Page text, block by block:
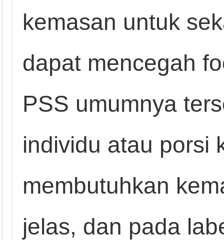
kemasan untuk
dapat mencegah
PSS umumnya
individu atau porsi
membutuhkan
jelas, dan pada